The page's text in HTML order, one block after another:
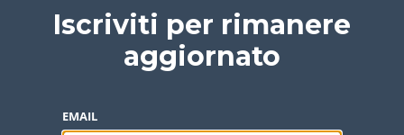
Messina Street Food Fest
Iscriviti per rimanere
aggiornato
EMAIL